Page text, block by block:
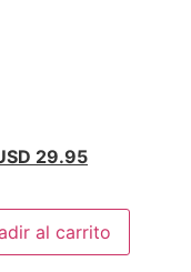
29.95
al carrito